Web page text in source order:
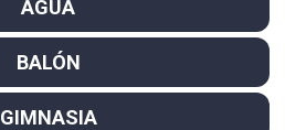
AGUA
BALÓN
GIMNASIA